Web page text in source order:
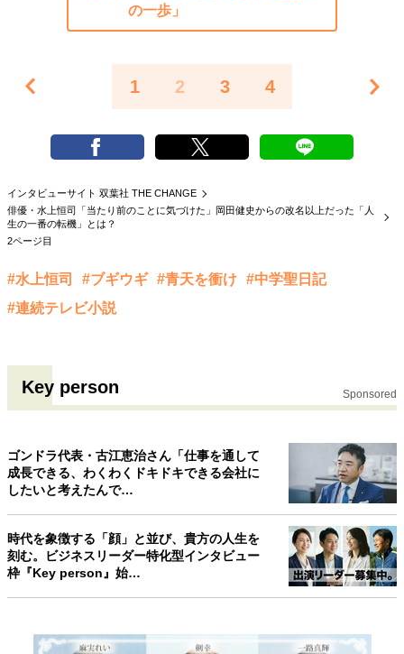
の一歩」
1 2 3 4
インタビューサイト 双葉社 THE CHANGE
俳優・水上恒司「当たり前のことに気づけた」岡田健史からの改名以上だった「人
生の一番の転機」とは？
2ページ目
#水上恒司 #ブギウギ #青天を衝け #中学聖日記
#連続テレビ小説
Key person Sponsored
ゴンドラ代表・古江恵治さん「仕事を通して
成長できる、わくわくドキドキできる会社に
したいと考えたんで…
時代を象徴する「顔」と並び、貴方の人生を
刻む。ビジネスリーダー特化型インタビュー
枠『Key person』始…